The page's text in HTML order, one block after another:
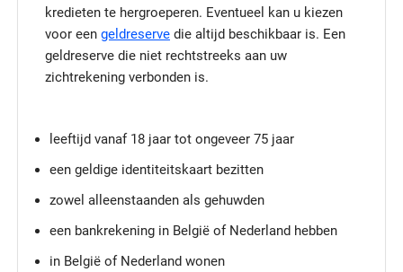
kredieten te hergroeperen. Eventueel kan u kiezen
voor een geldreserve die altijd beschikbaar is. Een
geldreserve die niet rechtstreeks aan uw
zichtrekening verbonden is.
leeftijd vanaf 18 jaar tot ongeveer 75 jaar
een geldige identiteitskaart bezitten
zowel alleenstaanden als gehuwden
een bankrekening in België of Nederland hebben
in België of Nederland wonen